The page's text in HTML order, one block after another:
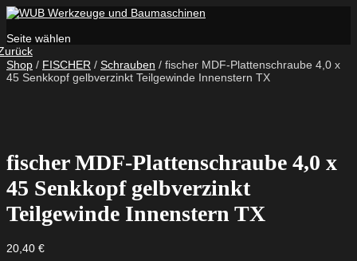
Seite wählen
Shop / FISCHER / Schrauben / fischer MDF-Plattenschraube 4,0 x
45 Senkkopf gelbverzinkt Teilgewinde Innenstern TX
fischer MDF-Plattenschraube 4,0 x
45 Senkkopf gelbverzinkt
Teilgewinde Innenstern TX
20,40 €